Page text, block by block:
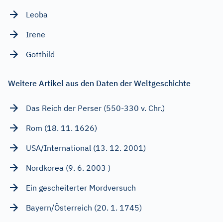
Leoba
Irene
Gotthild
Weitere Artikel aus den Daten der Weltgeschichte
Das Reich der Perser (550-330 v. Chr.)
Rom (18. 11. 1626)
USA/International (13. 12. 2001)
Nordkorea (9. 6. 2003 )
Ein gescheiterter Mordversuch
Bayern/Österreich (20. 1. 1745)